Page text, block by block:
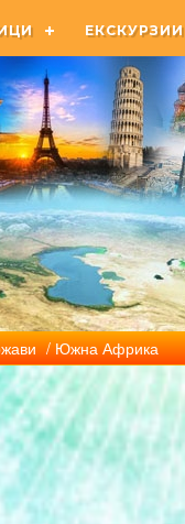
ЕКСКУРЗИИ
/ Южна Африка